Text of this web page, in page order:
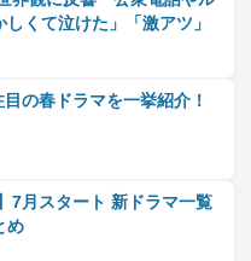
くて泣けた」「激アツ」
目の春ドラマを一挙紹介！
7月スタート 新ドラマ一覧
め